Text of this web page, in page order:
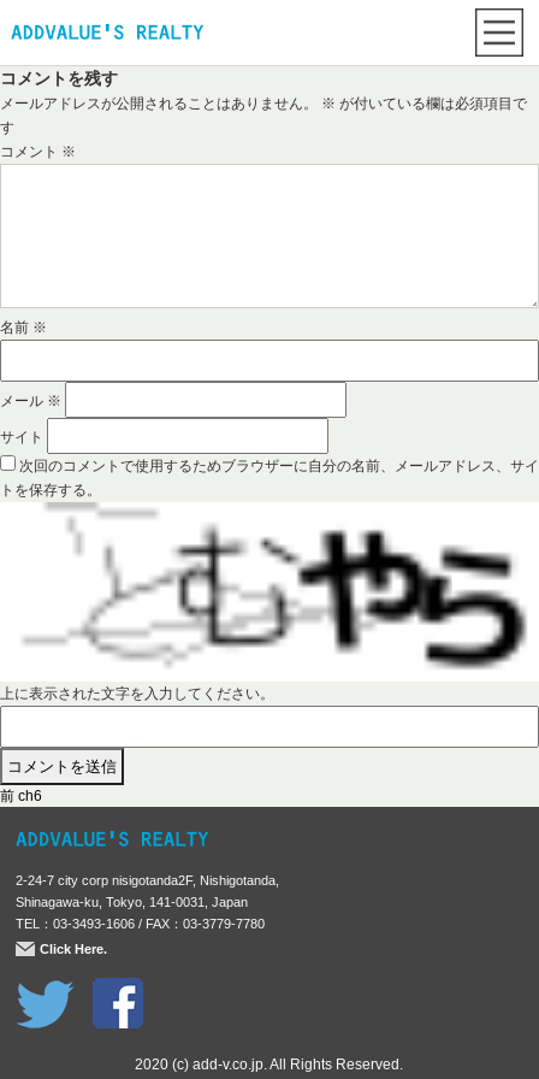
コメントを残す
メールアドレスが公開されることはありません。 ※ が付いている欄は必須項目で
す
コメント ※
名前 ※
メール ※
サイト
次回のコメントで使用するためブラウザーに自分の名前、メールアドレス、サイ
トを保存する。
上に表示された文字を入力してください。
投
稿
ビ
ゲ
ー
シ
ョ
前 前
投
:
ch6
2-24-7 city corp nisigotanda2F, Nishigotanda,
Shinagawa-ku, Tokyo, 141-0031, Japan
TEL：03-3493-1606 / FAX：03-3779-7780
Click Here.
2020 (c) add-v.co.jp. All Rights Reserved.